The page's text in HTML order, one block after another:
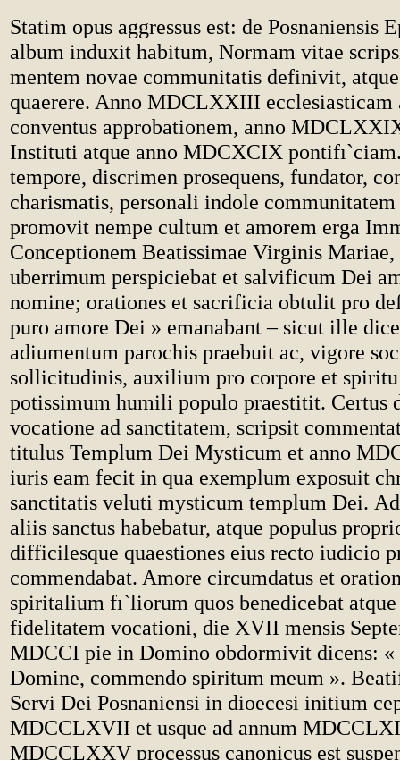
Statim opus aggressus est: de Posnaniensis
album induxit habitum, Normam vitae
mentem novae communitatis definivit,
quaerere. Anno MDCLXXIII
conventus approbationem, anno
Instituti atque anno MDCXCIX
tempore, discrimen prosequens, fundator,
charismatis, personali indole
promovit nempe cultum et amorem erga
Conceptionem Beatissimae Virginis Mariae,
uberrimum perspiciebat et salvificum Dei
nomine; orationes et sacrificia obtulit pro
puro amore Dei » emanabant – sicut ille
adiumentum parochis praebuit ac, vigore
sollicitudinis, auxilium pro corpore et
potissimum humili populo praestitit. Certus
vocatione ad sanctitatem, scripsit
titulus Templum Dei Mysticum et anno
iuris eam fecit in qua exemplum exposuit
sanctitatis veluti mysticum templum Dei.
aliis sanctus habebatur, atque populus
difficilesque quaestiones eius recto iudicio
commendabat. Amore circumdatus et
spiritalium fı`liorum quos benedicebat
fidelitatem vocationi, die XVII mensis
MDCCI pie in Domino obdormivit dicens: «
Domine, commendo spiritum meum ».
Servi Dei Posnaniensi in dioecesi initium
MDCCLXVII et usque ad annum
MDCCLXXV processus canonicus est